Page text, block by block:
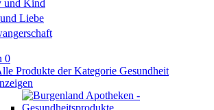
und Kind
Liebe
0
Produkte der Kategorie Gesundheit